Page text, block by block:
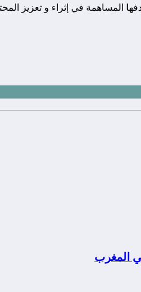
2010 من طرف عبدلله اصبارن و من أهم أهدفها
المغرب